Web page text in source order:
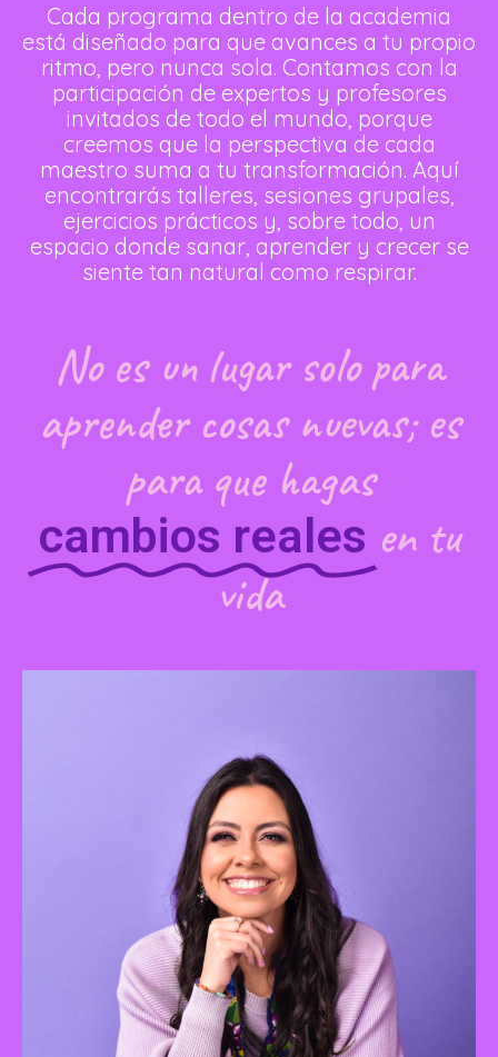
Cada programa dentro de la academia
está diseñado para que avances a tu propio
ritmo, pero nunca sola. Contamos con la
participación de expertos y profesores
invitados de todo el mundo, porque
creemos que la perspectiva de cada
maestro suma a tu transformación. Aquí
encontrarás talleres, sesiones grupales,
ejercicios prácticos y, sobre todo, un
espacio donde sanar, aprender y crecer se
siente tan natural como respirar.
No es un lugar solo para
aprender cosas nuevas; es
para que hagas
cambios reales en tu
vida